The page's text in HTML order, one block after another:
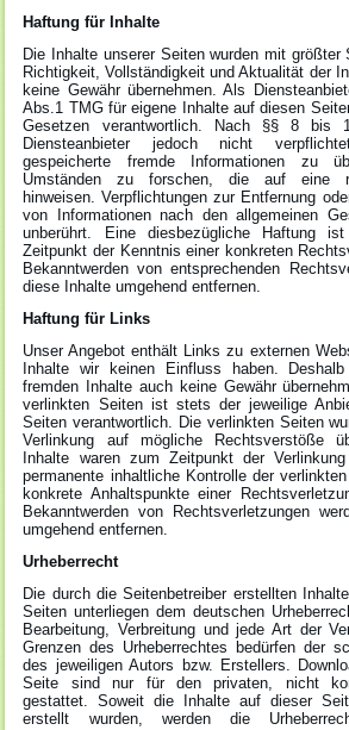
Haftung für Inhalte
Die Inhalte unserer Seiten wurden mit
Richtigkeit, Vollständigkeit und Aktualität der
keine Gewähr übernehmen. Als
Abs.1 TMG für eigene Inhalte auf diesen
Gesetzen verantwortlich. Nach §§ 8
Diensteanbieter jedoch nicht
gespeicherte fremde Informationen zu
Umständen zu forschen, die auf eine
hinweisen. Verpflichtungen zur Entfernung
von Informationen nach den allgemeinen
unberührt. Eine diesbezügliche Haftung
Zeitpunkt der Kenntnis einer konkreten
Bekanntwerden von entsprechenden
diese Inhalte umgehend entfernen.
Haftung für Links
Unser Angebot enthält Links zu externen
Inhalte wir keinen Einfluss haben.
fremden Inhalte auch keine Gewähr
verlinkten Seiten ist stets der jeweilige
Seiten verantwortlich. Die verlinkten Seiten
Verlinkung auf mögliche Rechtsverstöße
Inhalte waren zum Zeitpunkt der
permanente inhaltliche Kontrolle der
konkrete Anhaltspunkte einer
Bekanntwerden von Rechtsverletzungen
umgehend entfernen.
Urheberrecht
Die durch die Seitenbetreiber erstellten
Seiten unterliegen dem deutschen
Bearbeitung, Verbreitung und jede Art der
Grenzen des Urheberrechtes bedürfen der
des jeweiligen Autors bzw. Erstellers.
Seite sind nur für den privaten, nicht
gestattet. Soweit die Inhalte auf dieser
erstellt wurden, werden die